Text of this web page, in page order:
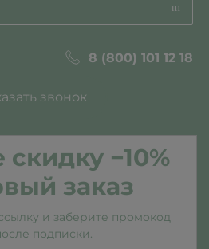
8 (800) 101 12 18
звонок
−10%
заказ
и заберите промокод
подписки.